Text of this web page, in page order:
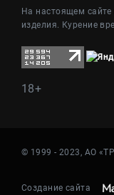
На настоящем
изделия. Курение
18+
© 1999 - 2023, АО
Создание сайта